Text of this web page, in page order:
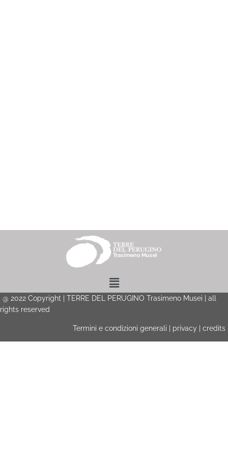
Menu
@ 2022 Copyright | TERRE DEL PERUGINO Trasimeno Musei | all
rights reserved
Termini e condizioni generali privacy credits